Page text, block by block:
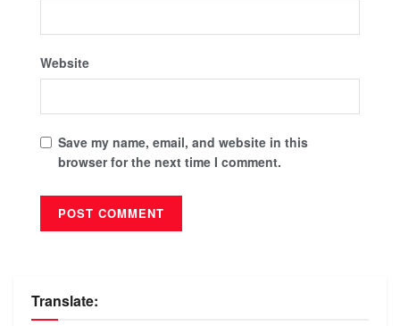
Website
Save my name, email, and website in this
browser for the next time I comment.
Translate: